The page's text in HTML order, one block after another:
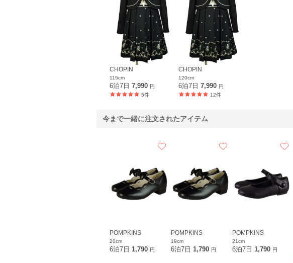
CHOPIN
115cm
6泊7日 7,990 円
5件
CHOPIN
120cm
6泊7日7,990 円
12件
今まで一緒に注文されたアイテム
POMPKINS
20cm
6泊7日 1,790 円
POMPKINS
19cm
6泊7日1,790 円
POMPKINS
21cm
6泊7日1,790 円